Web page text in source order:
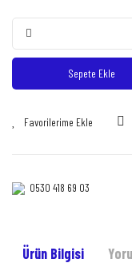
Sepete Ekle
0530 418 69 03‎‎
Ürün Bilgisi